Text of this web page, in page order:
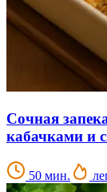
Сочная
кабачками и
50 мин.